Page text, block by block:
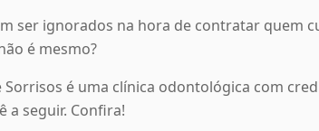
ser ignorados na hora de contratar quem
é mesmo?
Sorrisos é uma clínica odontológica com
a seguir. Confira!